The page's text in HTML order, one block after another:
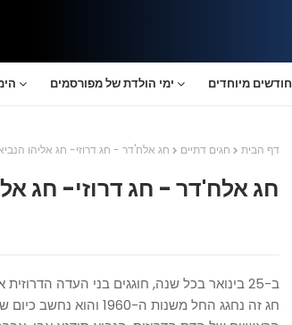
ימי הולדת של מפורסמים חודשים מיוחדים
דף הבית חגים דתיים חג אלח'דר - חג דרוזי- חג אליהו הנביא- 25
חג אלח'דר - חג דרוזי- חג אליהו
ב-25 בינואר בכל שנה, חוגגים בני העדה הדרוזית את חג אלח'דר, חג אליהו הנביא.
חג זה נחגג החל משנות